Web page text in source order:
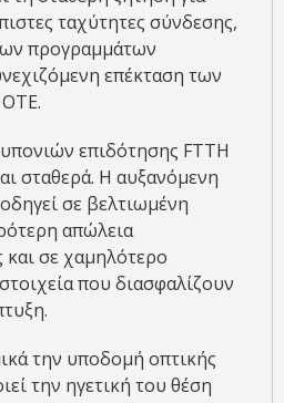
ταχύτητες σύνδεσης,
προγραμμάτων
επέκταση των
επιδότησης FTTH
σταθερά. Η αυξανόμενη
σε βελτιωμένη
απώλεια
σε χαμηλότερο
που διασφαλίζουν
την υποδομή οπτικής
την ηγετική του θέση